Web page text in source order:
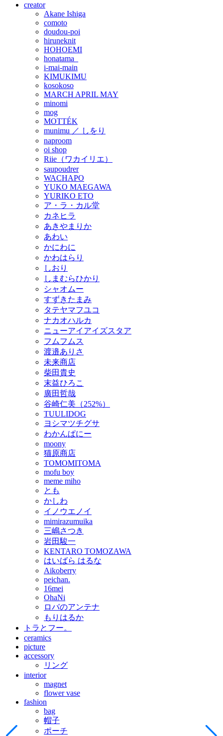
creator
Akane Ishiga
comoto
doudou-poi
hiruneknit
HOHOEMI
honatama_
i-mai-main
KIMUKIMU
kosokoso
MARCH APRIL MAY
minomi
mog
MOTTÉK
munimu ／ しをり
naproom
oi shop
Riie（ワカイリエ）
saupoudrer
WACHAPO
YUKO MAEGAWA
YURIKO ETO
ア・ラ・カル堂
カネヒラ
あきやまりか
あわい
かにわに
かわはらり
しおり
しまむらひかり
シャオムー
すずきたまみ
タテヤマフユコ
ナカオハルカ
ニューアイアイズスタア
フムフムス
渡邉ありさ
未来商店
柴田貴史
末益ひろこ
廣田哲哉
谷崎仁美（252%）
TUULIDOG
ヨシマツチグサ
わかんぱにー
moony
猫原商店
TOMOMITOMA
mofu boy
meme miho
とも
かしわ
イノウエノイ
mimirazumuika
三嶋さつき
岩田駿一
KENTARO TOMOZAWA
はいばら はるな
Aikoberry
peichan.
16mei
OhaNi
ロバのアンテナ
もりはるか
トラとフー。
ceramics
picture
accessory
リング
interior
magnet
flower vase
fashion
bag
帽子
ポーチ